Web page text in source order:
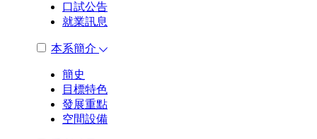
口試公告
就業訊息
本系簡介
簡史
目標特色
發展重點
空間設備